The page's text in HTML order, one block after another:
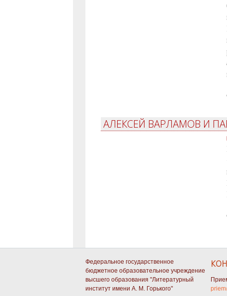
АЛЕКСЕЙ ВАРЛАМОВ И
Федеральное государственное
бюджетное образовательное учреждение
высшего образования "Литературный
институт имени А. М. Горького"